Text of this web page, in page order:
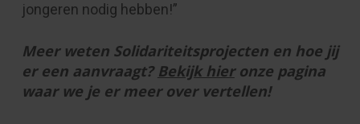
jongeren nodig hebben!”
Meer weten Solidariteitsprojecten en hoe jij
er een aanvraagt? Bekijk hieronze pagina
waar we je er meer over vertellen!